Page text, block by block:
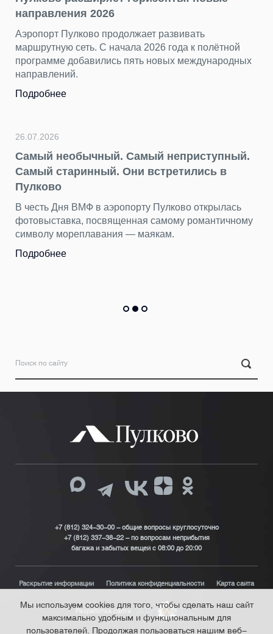
направления 2026
Аэропорт Пулково продолжает развивать
маршрутную сеть. С начала 2026 года к полётной
программе добавились пять новых международных
направлений.
Подробнее
26.07.2026
Самый необычный. Самый неприступный.
Самый старинный. Они встретились в
Пулково
В честь Дня ВМФ в аэропорту Пулково открылась
фотовыставка, посвященная самому романтичному
символу мореплавания — маякам.
Подробнее
+7 (812) 324-30-00 - общие вопросы круглосуточно
+7 (812) 337-38-22 – по вопросам неприбытия
багажа и забытых вещей с 08:00 до 20:00
Раскрытие информации Политика конфиденциальности Карта сайта
Разработка сайта
Мы используем cookies для того, чтобы сделать наш сайт
максимально удобным и функциональным для
пользователей. Продолжая пользоваться нашим веб-